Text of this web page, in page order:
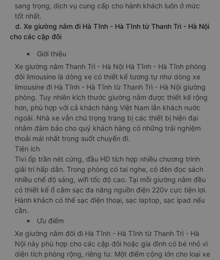
sang trọng, dịch vụ cung cấp cho hành khách luôn ở mức
tốt nhất.
d. Xe giường nằm đi Hà Tĩnh - Hà Tĩnh từ Thanh Trì - Hà Nội
cho các cặp đôi
Giới thiệu
Xe giường nằm Thanh Trì - Hà Nội Hà Tĩnh - Hà Tĩnh phòng
đôi limousine là dòng xe có thiết kế tương tự như dòng xe
limousine đi Hà Tĩnh - Hà Tĩnh từ Thanh Trì - Hà Nội giường
phòng. Tuy nhiên kích thước giường nằm được thiết kế rộng
hơn, phù hợp với cả khách hàng Việt Nam lẫn khách nước
ngoài. Nhà xe vẫn chú trọng trang bị các thiết bị hiện đại
nhằm đảm bảo cho quý khách hàng có những trải nghiệm
thoải mái nhất trong suốt chuyến đi.
Tiện ích
Tivi ốp trần nét cứng, đầu HD tích hợp nhiều chương trình
giải trí hấp dẫn. Trong phòng có tai nghe, có đèn đọc sách
nhiều chế độ sáng, wifi tốc độ cao. Tại mỗi giường nằm đều
có thiết kế ổ cắm sạc đa năng nguồn điện 220v cực tiện lợi.
Hành khách có thể sạc điện thoại, sạc laptop, sạc ipad nếu
cần.
Ưu điểm
Xe giường nằm đôi đi Hà Tĩnh - Hà Tĩnh từ Thanh Trì - Hà
Nội này phù hợp cho các cặp đôi hoặc gia đình có bé nhỏ vì
diện tích phòng rộng, riêng tư. Một điểm cộng lớn cho loại xe